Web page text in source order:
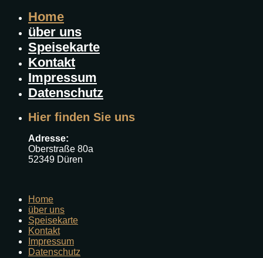
Home
über uns
Speisekarte
Kontakt
Impressum
Datenschutz
Hier finden Sie uns
Adresse:
Oberstraße 80a
52349 Düren
Home
über uns
Speisekarte
Kontakt
Impressum
Datenschutz